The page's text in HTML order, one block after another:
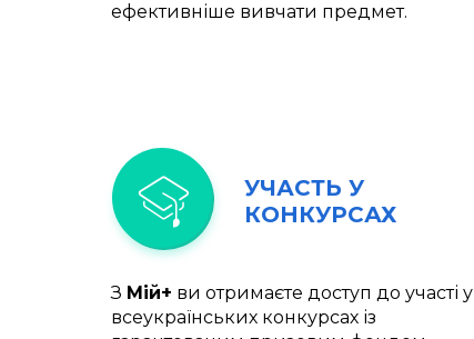
ефективніше вивчати предмет.
УЧАСТЬ У
КОНКУРСАХ
З Мій+ ви отримаєте доступ до участі у
всеукраїнських конкурсах із